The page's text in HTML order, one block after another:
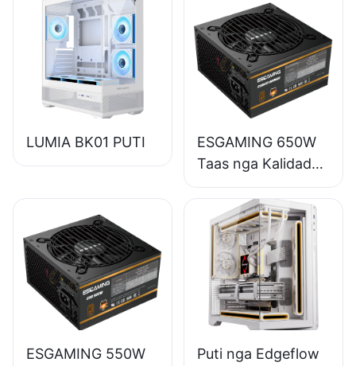
LUMIA BK01 PUTI
ESGAMING 650W
Taas nga Kalidad
85% nga Epektibo
nga Full-Module
80+ Bronse nga
Suplay sa Kuryente
sa Desktop PC
ESB650W
ESGAMING 550W
Puti nga Edgeflow